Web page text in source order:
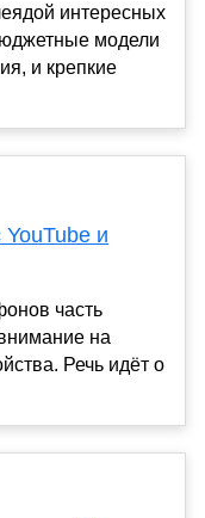
интересных
модели
и крепкие
и
часть
на
Речь идёт о